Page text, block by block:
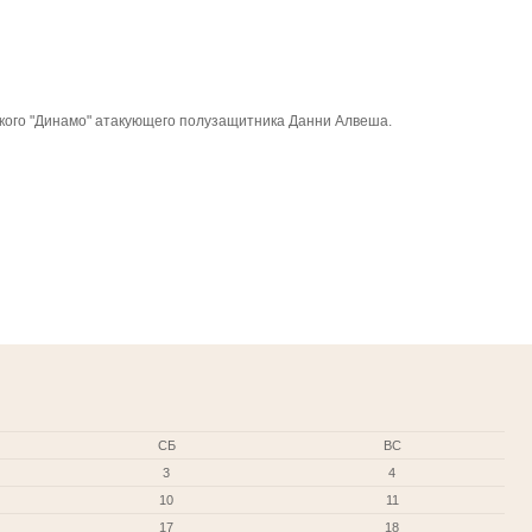
"Динамо" атакующего полузащитника Данни Алвеша.
СБ
ВС
3
4
10
11
17
18